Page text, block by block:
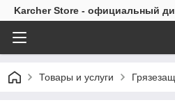
Karcher Store - официальный
Товары и услуги